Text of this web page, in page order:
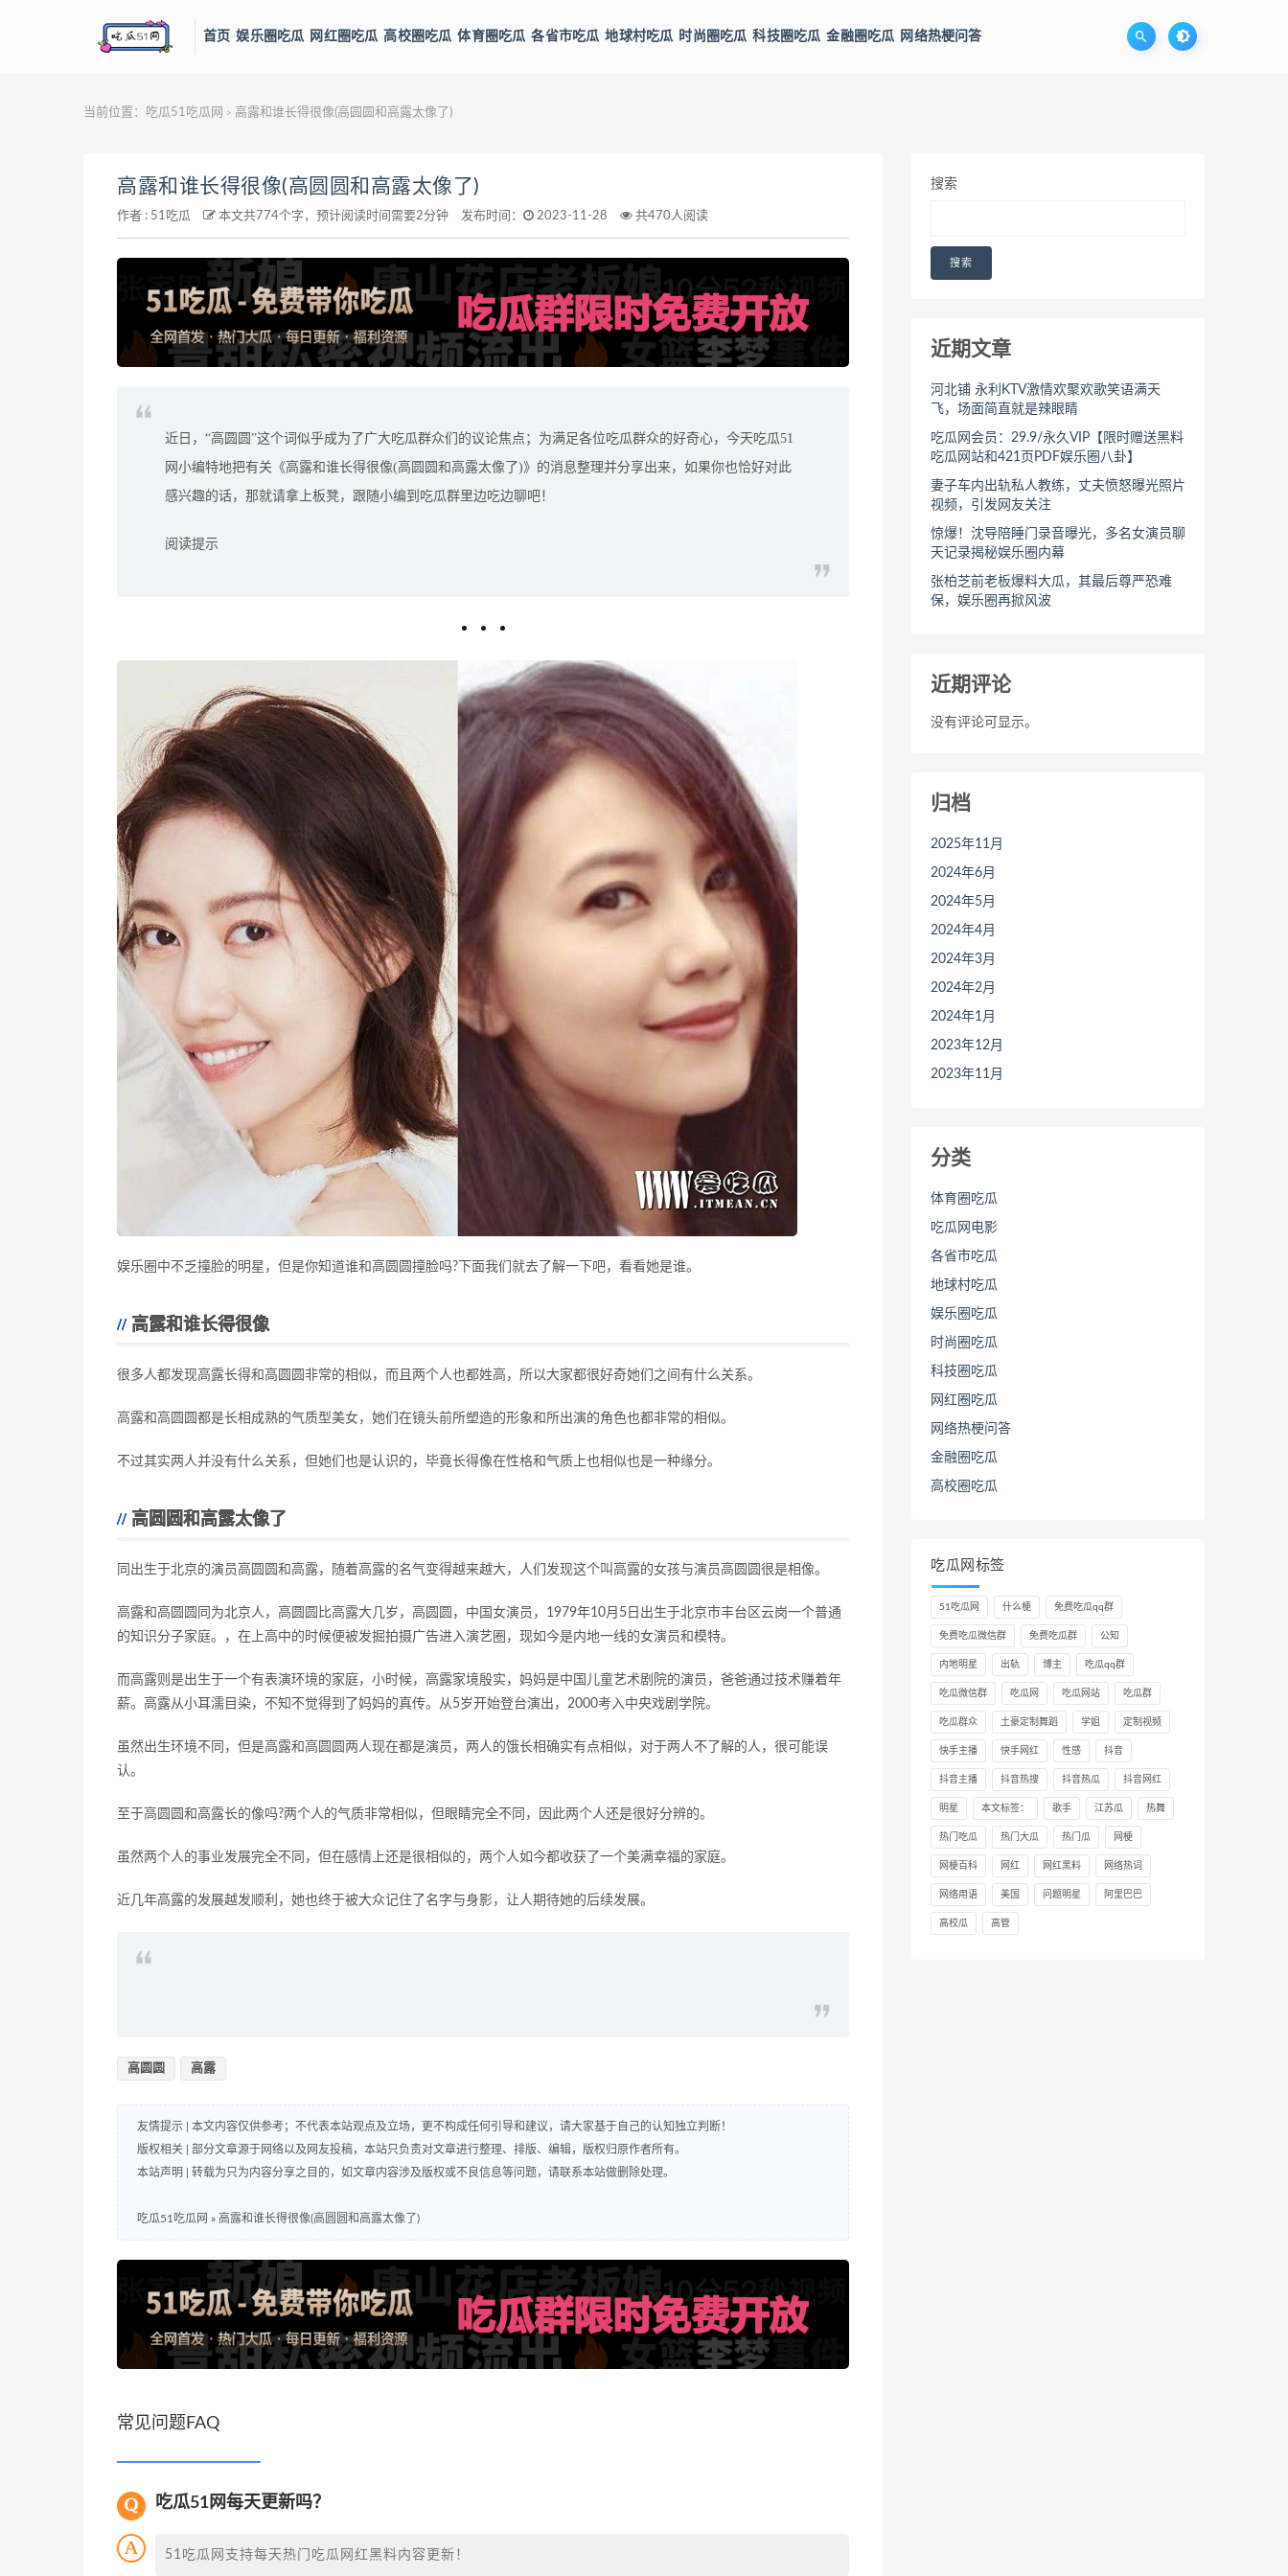
首页 娱乐圈吃瓜 网红圈吃瓜 高校圈吃瓜 体育圈吃瓜 各省市吃瓜 地球村吃瓜 时尚圈吃瓜 科技圈吃瓜 金融圈吃瓜 网络热梗问答
当前位置： 吃瓜51吃瓜网 > 高露和谁长得很像(高圆圆和高露太像了)
高露和谁长得很像(高圆圆和高露太像了)
作者 : 51吃瓜 本文共774个字，预计阅读时间需要2分钟 发布时间： 2023-11-28 共470人阅读
近日，“高圆圆”这个词似乎成为了广大吃瓜群众们的议论焦点；为满足各位吃瓜群众的好奇心，今天吃瓜51
网小编特地把有关《高露和谁长得很像(高圆圆和高露太像了)》的消息整理并分享出来，如果你也恰好对此
感兴趣的话，那就请拿上板凳，跟随小编到吃瓜群里边吃边聊吧！
阅读提示
娱乐圈中不乏撞脸的明星，但是你知道谁和高圆圆撞脸吗?下面我们就去了解一下吧，看看她是谁。
高露和谁长得很像
很多人都发现高露长得和高圆圆非常的相似，而且两个人也都姓高，所以大家都很好奇她们之间有什么关系。
高露和高圆圆都是长相成熟的气质型美女，她们在镜头前所塑造的形象和所出演的角色也都非常的相似。
不过其实两人并没有什么关系，但她们也是认识的，毕竟长得像在性格和气质上也相似也是一种缘分。
高圆圆和高露太像了
同出生于北京的演员高圆圆和高露，随着高露的名气变得越来越大，人们发现这个叫高露的女孩与演员高圆圆很是相像。
高露和高圆圆同为北京人，高圆圆比高露大几岁，高圆圆，中国女演员，1979年10月5日出生于北京市丰台区云岗一个普通
的知识分子家庭。，在上高中的时候便被发掘拍摄广告进入演艺圈，现如今是内地一线的女演员和模特。
而高露则是出生于一个有表演环境的家庭，小时候，高露家境殷实，妈妈是中国儿童艺术剧院的演员，爸爸通过技术赚着年
薪。高露从小耳濡目染，不知不觉得到了妈妈的真传。从5岁开始登台演出，2000考入中央戏剧学院。
虽然出生环境不同，但是高露和高圆圆两人现在都是演员，两人的饿长相确实有点相似，对于两人不了解的人，很可能误
认。
至于高圆圆和高露长的像吗?两个人的气质非常相似，但眼睛完全不同，因此两个人还是很好分辨的。
虽然两个人的事业发展完全不同，但在感情上还是很相似的，两个人如今都收获了一个美满幸福的家庭。
近几年高露的发展越发顺利，她也终于被大众记住了名字与身影，让人期待她的后续发展。
高圆圆 高露
友情提示 | 本文内容仅供参考；不代表本站观点及立场，更不构成任何引导和建议，请大家基于自己的认知独立判断！
版权相关 | 部分文章源于网络以及网友投稿，本站只负责对文章进行整理、排版、编辑，版权归原作者所有。
本站声明 | 转载为只为内容分享之目的，如文章内容涉及版权或不良信息等问题，请联系本站做删除处理。
吃瓜51吃瓜网 » 高露和谁长得很像(高圆圆和高露太像了)
常见问题FAQ
吃瓜51网每天更新吗？
51吃瓜网支持每天热门吃瓜网红黑料内容更新！
搜索
搜索
近期文章
河北铺 永利KTV激情欢聚欢歌笑语满天
飞，场面简直就是辣眼睛
吃瓜网会员：29.9/永久VIP【限时赠送黑料
吃瓜网站和421页PDF娱乐圈八卦】
妻子车内出轨私人教练，丈夫愤怒曝光照片
视频，引发网友关注
惊爆！沈导陪睡门录音曝光，多名女演员聊
天记录揭秘娱乐圈内幕
张柏芝前老板爆料大瓜，其最后尊严恐难
保，娱乐圈再掀风波
近期评论
没有评论可显示。
归档
2025年11月
2024年6月
2024年5月
2024年4月
2024年3月
2024年2月
2024年1月
2023年12月
2023年11月
分类
体育圈吃瓜
吃瓜网电影
各省市吃瓜
地球村吃瓜
娱乐圈吃瓜
时尚圈吃瓜
科技圈吃瓜
网红圈吃瓜
网络热梗问答
金融圈吃瓜
高校圈吃瓜
吃瓜网标签
51吃瓜网 什么梗 免费吃瓜qq群
免费吃瓜微信群 免费吃瓜群 公知
内地明星 出轨 博主 吃瓜qq群
吃瓜微信群 吃瓜网 吃瓜网站 吃瓜群
吃瓜群众 土豪定制舞蹈 学姐 定制视频
快手主播 快手网红 性感 抖音
抖音主播 抖音热搜 抖音热瓜 抖音网红
明星 本文标签： 歌手 江苏瓜 热舞
热门吃瓜 热门大瓜 热门瓜 网梗
网梗百科 网红 网红黑料 网络热词
网络用语 美国 问题明星 阿里巴巴
高校瓜 高管